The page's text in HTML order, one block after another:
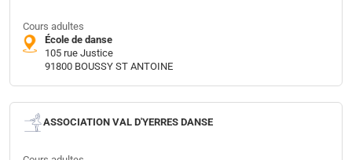
Cours adultes
École de danse
105 rue Justice
91800 BOUSSY ST ANTOINE
ASSOCIATION VAL D'YERRES DANSE